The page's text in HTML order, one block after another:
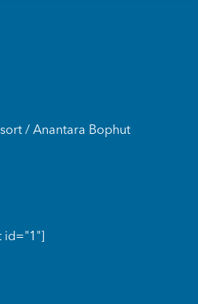
/ Anantara Bophut
id="1"]